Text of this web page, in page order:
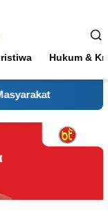
Hukum &
Hadir Sejak